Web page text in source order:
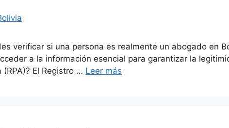
verificar si una persona es realmente un abogado en
a la información esencial para garantizar la
El Registro … Leer más